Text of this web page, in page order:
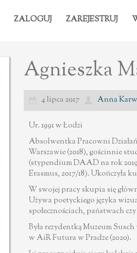
ZALOGUJ ZAREJESTRUJ
Agnieszka
4 lipca 2017 Anna
Ur. 1991 w Łodzi
Absolwentka Pracowni
Warszawie (2018), gościnnie
(stypendium DAAD na rok
Erasmus, 2017/18). Ukończyła
W swojej pracy skupia się
Używa poetyckiego języka
społecznościach, państwach
Była rezydentką Muzeum
w AiR Futura w Pradze (2020).